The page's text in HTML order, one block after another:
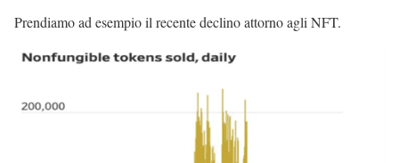
Prendiamo ad esempio il recente declino attorno agli NFT.